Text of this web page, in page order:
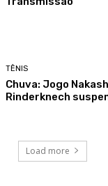
TÊNIS
Chuva: Jogo
Rinderknech
Load more